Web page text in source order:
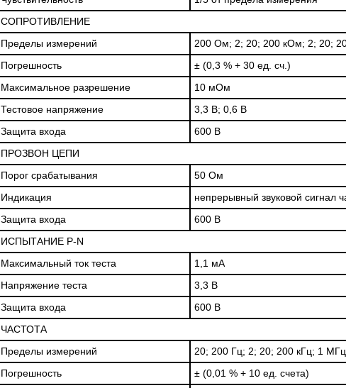
СОПРОТИВЛЕНИЕ
Пределы измерений
200 Ом; 2; 20; 200 кОм; 2; 20;
Погрешность
± (0,3 % + 30 ед. сч.)
Максимальное разрешение
10 мОм
Тестовое напряжение
3,3 В; 0,6 В
Защита входа
600 В
ПРОЗВОН ЦЕПИ
Порог срабатывания
50 Ом
Индикация
непрерывный звуковой сигнал
Защита входа
600 В
ИСПЫТАНИЕ P-N
Максимальный ток теста
1,1 мА
Напряжение теста
3,3 В
Защита входа
600 В
ЧАСТОТА
Пределы измерений
20; 200 Гц; 2; 20; 200 кГц; 1 МГц
Погрешность
± (0,01 % + 10 ед. счета)